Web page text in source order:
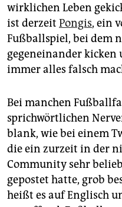
wirklichen Leben
ist derzeit Pongis, ein
Fußballspiel, bei dem
gegeneinander
immer alles falsch
Bei manchen
sprichwörtlichen
blank, wie bei einem
die ein zurzeit in der
Community sehr
gepostet hatte, grob
heißt es auf Englisch